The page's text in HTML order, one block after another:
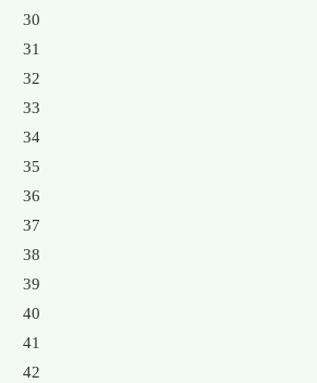
30
31
32
33
34
35
36
37
38
39
40
41
42